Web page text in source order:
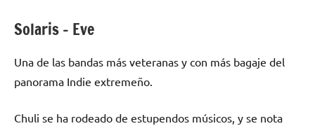
Solaris – Eve
Una de las bandas más veteranas y con más bagaje del
panorama Indie extremeño.
Chuli se ha rodeado de estupendos músicos, y se nota